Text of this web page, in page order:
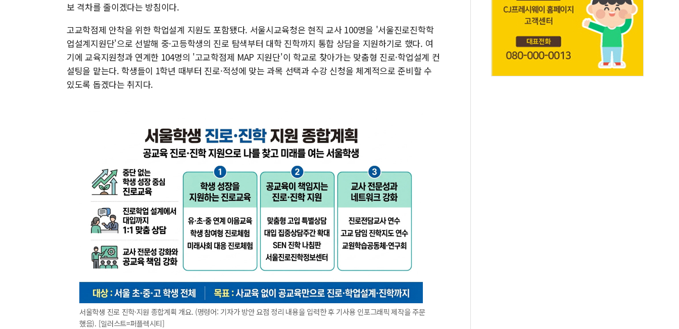
보 격차를 줄이겠다는 방침이다.
고교학점제 안착을 위한 학업설계 지원도 포함됐다. 서울시교육청은 현직 교사 100명을 '서울진로진학학
업설계지원단'으로 선발해 중·고등학생의 진로 탐색부터 대학 진학까지 통합 상담을 지원하기로 했다. 여
기에 교육지원청과 연계한 104명의 '고교학점제 MAP 지원단'이 학교로 찾아가는 맞춤형 진로·학업설계 컨
설팅을 맡는다. 학생들이 1학년 때부터 진로·적성에 맞는 과목 선택과 수강 신청을 체계적으로 준비할 수
있도록 돕겠다는 취지다.
서울학생 진로 진학·지원 종합계획 개요. (명령어: 기자가 방안 요점 정리 내용을 입력한 후 기사용 인포그래픽 제작을 주문
했음). [일러스트=퍼플렉시티]